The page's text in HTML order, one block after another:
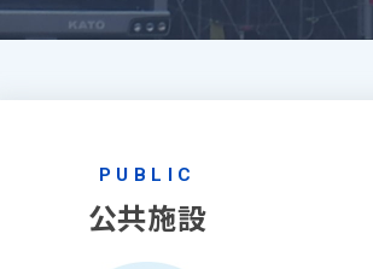
PUBLIC
公共施設